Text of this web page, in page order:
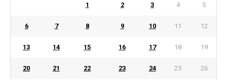
1 2 3 4 5
6 7 8 9 10 11 12
13 14 15 16 17 18 19
20 21 22 23 24 25 26